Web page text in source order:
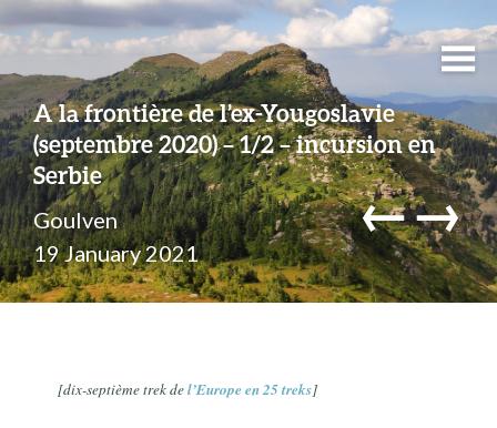
A la frontière de l’ex-Yougoslavie
(septembre 2020) – 1/2 – incursion en
Serbie
Goulven
19 January 2021
←→
[dix-septième trek del’Europe en 25 treks]